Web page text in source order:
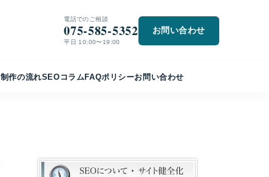
電話でのご相談
075-585-5352
平日 10:00〜19:00
お問い合わせ
制作の流れSEO コラムFAQポリシーお問い合わせ